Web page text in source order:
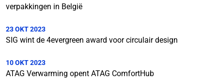
verpakkingen in België
23 OKT 2023
SIG wint de 4evergreen award voor circulair design
10 OKT 2023
ATAG Verwarming opent ATAG ComfortHub